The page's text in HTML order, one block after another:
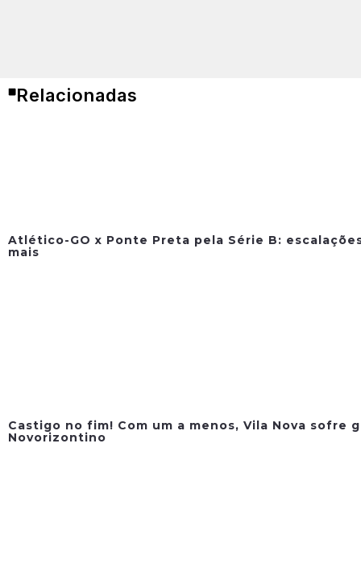
Relacionadas
Atlético-GO x Ponte Preta pela Série B:
mais
Castigo no fim! Com um a menos, Vila Nova sofre
Novorizontino